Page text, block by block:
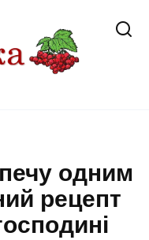
одним
рецепт